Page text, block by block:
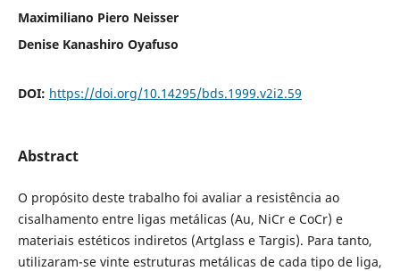
Maximiliano Piero Neisser
Denise Kanashiro Oyafuso
DOI: https://doi.org/10.14295/bds.1999.v2i2.59
Abstract
O propósito deste trabalho foi avaliar a resistência ao
cisalhamento entre ligas metálicas (Au, NiCr e CoCr) e
materiais estéticos indiretos (Artglass e Targis). Para tanto,
utilizaram-se vinte estruturas metálicas de cada tipo de liga,